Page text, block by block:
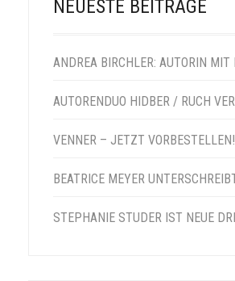
NEUESTE BEITRÄGE
VENNER – JETZT VORBESTELLEN!